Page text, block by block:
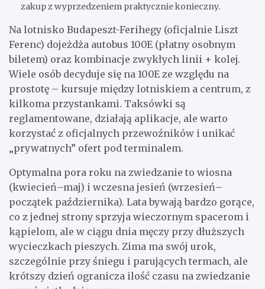
zakup z wyprzedzeniem praktycznie konieczny.
Na lotnisko Budapeszt-Ferihegy (oficjalnie Liszt
Ferenc) dojeżdża autobus 100E (płatny osobnym
biletem) oraz kombinacje zwykłych linii + kolej.
Wiele osób decyduje się na 100E ze względu na
prostotę – kursuje między lotniskiem a centrum, z
kilkoma przystankami. Taksówki są
reglamentowane, działają aplikacje, ale warto
korzystać z oficjalnych przewoźników i unikać
„prywatnych” ofert pod terminalem.
Optymalna pora roku na zwiedzanie to wiosna
(kwiecień–maj) i wczesna jesień (wrzesień–
początek października). Lata bywają bardzo gorące,
co z jednej strony sprzyja wieczornym spacerom i
kąpielom, ale w ciągu dnia męczy przy dłuższych
wycieczkach pieszych. Zima ma swój urok,
szczególnie przy śniegu i parujących termach, ale
krótszy dzień ogranicza ilość czasu na zwiedzanie